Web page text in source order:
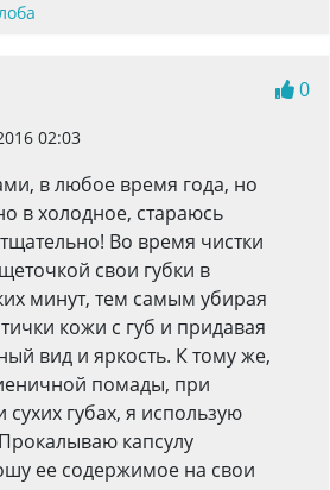
0
02:03
в любое время года, но
в холодное, стараюсь
Во время чистки
свои губки в
минут, тем самым убирая
кожи с губ и придавая
вид и яркость. К тому же,
помады, при
сухих губах, я использую
капсулу
ее содержимое на свои